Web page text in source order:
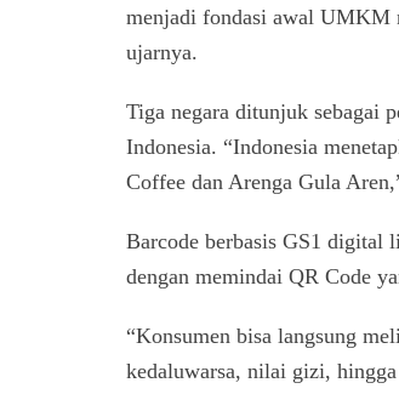
menjadi fondasi awal UMKM
ujarnya.
Tiga negara ditunjuk sebagai
Indonesia. “Indonesia
Coffee dan Arenga Gula
Barcode berbasis GS1 digital
dengan memindai QR Code
“Konsumen bisa langsung
kedaluwarsa, nilai gizi,